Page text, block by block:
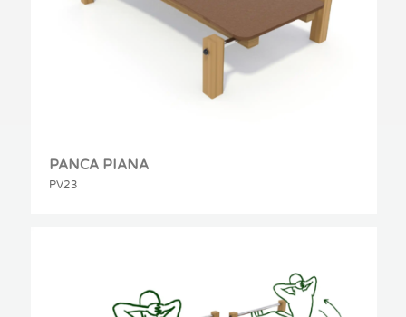
PANCA PIANA
PV23